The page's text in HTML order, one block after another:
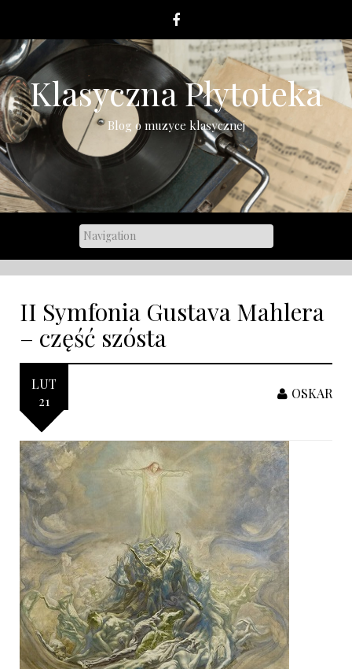
content
Klasyczna Płytoteka
Blog o muzyce klasycznej
II Symfonia Gustava Mahlera
– część szósta
LUT
21
OSKAR